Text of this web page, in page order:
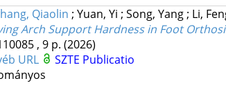
Qiaolin ; Yuan, Yi ; Song, Yang; Li,
Arch Support Hardness in Foot
, 9 p. (2026)
URL
SZTE Publicatio